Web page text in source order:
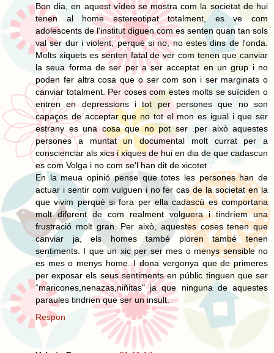
Bon dia, en aquest vídeo se mostra com la societat de hui
tenen al home estereotipat totalment, es ve com
adolescents de l'institut diguen com es senten quan tan sols
val ser dur i violent, perquè si no, no estes dins de l'onda.
Molts xiquets es senten fatal de ver com tenen que canviar
la seua forma de ser per a ser acceptat en un grup i no
poden fer altra cosa que o ser com son i ser marginats o
canviar totalment. Per coses com estes molts se suïciden o
entren en depressions i tot per persones que no son
capaços de acceptar que no tot el mon es igual i que ser
estrany es una cosa que no pot ser .per això aquestes
persones a muntat un documental molt currat per a
conscienciar als xics i xiques de hui en dia de que cadascun
es com Volga i no com se'l han dit de xicotet .
En la meua opinió pense que totes les persones han de
actuar i sentir com vulguen i no fer cas de la societat en la
que vivim perquè si fora per ella cadascú es comportaria
molt diferent de com realment volguera i tindríem una
frustració molt gran. Per això, aquestes coses tenen que
canviar ja, els homes també ploren també tenen
sentiments. I que un xic per ser mes o menys sensible no
es mes o menys home. I dona vergonya que de primeres
per exposar els seus sentiments en públic tinguen que ser
“maricones,nenazas,niñitas" ja que ninguna de aquestes
paraules tindrien que ser un insult.
Respon